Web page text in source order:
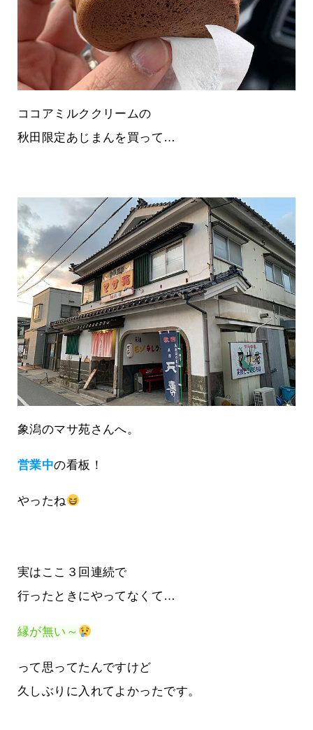
ココアミルククリームの
秋田限定あじまんを買って…
象潟のマサ苑さんへ。
営業中の看板！
やったね
実はここ３回連続で
行ったときにやってなくて…
縁が無い～
って思ってたんですけど
久しぶりに入れてよかったです。